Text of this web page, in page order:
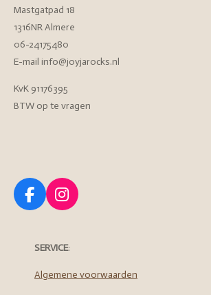
Mastgatpad 18
1316NR Almere
06-24175480
E-mail info@joyjarocks.nl
KvK 91176395
BTW op te vragen
F
a
e
o
I
n
t
g
SERVICE:
Algemene voorwaarden